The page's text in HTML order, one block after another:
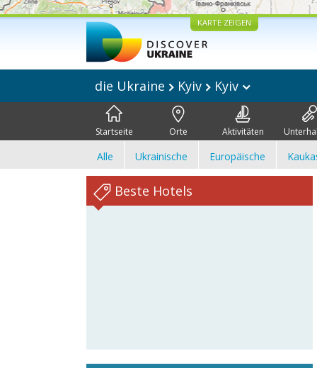
KARTE ZEIGEN
die Ukraine Kyiv Kyiv
Startseite Orte Aktivitäten
Alle Ukrainische Europäische
Beste Hotels